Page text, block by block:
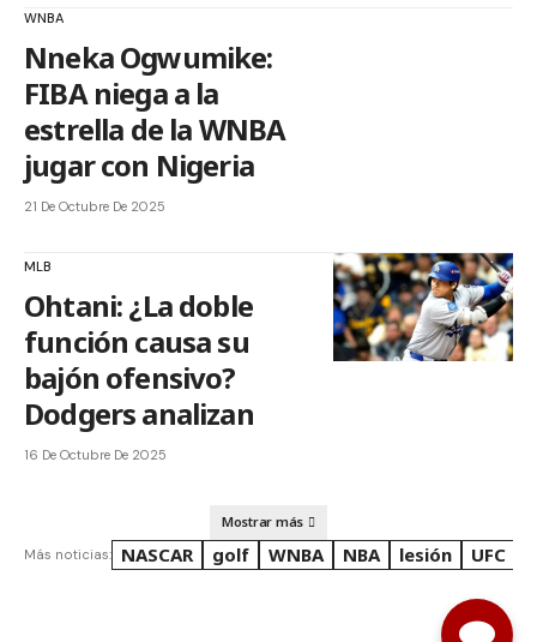
WNBA
Nneka Ogwumike:
FIBA niega a la
estrella de la WNBA
jugar con Nigeria
21 De Octubre De 2025
MLB
Ohtani: ¿La doble
función causa su
bajón ofensivo?
Dodgers analizan
16 De Octubre De 2025
Mostrar más
Más noticias: NASCAR golf WNBA NBA lesión UFC